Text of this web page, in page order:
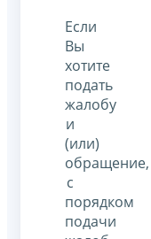
Если
Вы
хотите
подать
жалобу
и
(или)
обращение,
с
порядком
подачи